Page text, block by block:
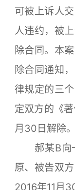
可被上诉人
人违约，被
除合同。本
除合同通知
律规定的三
定双方的《
月30日解除。
郝某B向一
原、被告双
2016年11月